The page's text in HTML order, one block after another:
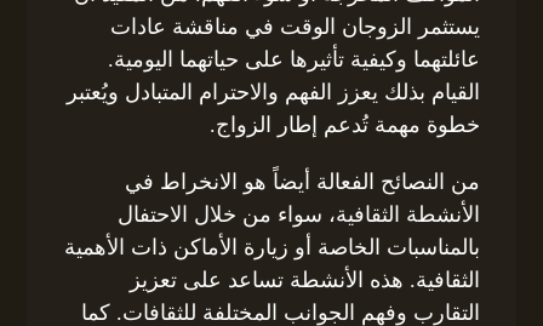
يستثمر الزوجان الوقت في مناقشة عادات
عائلتهما وكيفية تأثيرها على حياتهما اليومية.
القيام بذلك يعزز الفهم والاحترام المتبادل ويُعتبر
خطوة مهمة تُدعم إطار الزواج.
من النصائح الفعالة أيضاً هو الانخراط في
الأنشطة الثقافية، سواء من خلال الاحتفال
بالمناسبات الخاصة أو زيارة الأماكن ذات الأهمية
الثقافية. هذه الأنشطة تساعد على تعزيز
التقارب وفهم الجوانب المختلفة للثقافات. كما